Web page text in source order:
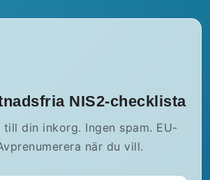
NIS2-checklista
din inkorg. Ingen spam. EU-
när du vill.